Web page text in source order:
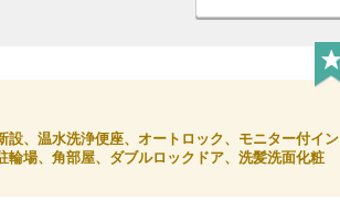
、温水洗浄便座、オートロック、モニター付イン
場、角部屋、ダブルロックドア、洗髪洗面化粧